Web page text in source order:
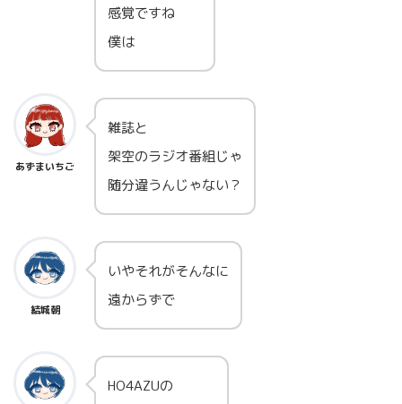
感覚ですね
僕は
あずまいちご
雑誌と
架空のラジオ番組じゃ
随分違うんじゃない？
結城朝
いやそれがそんなに
遠からずで
HO4AZUの